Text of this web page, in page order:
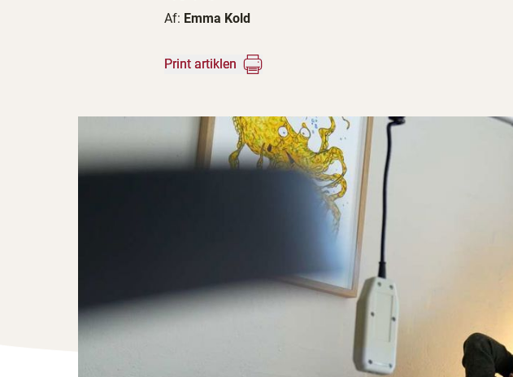
Af: Emma Kold
Print artiklen